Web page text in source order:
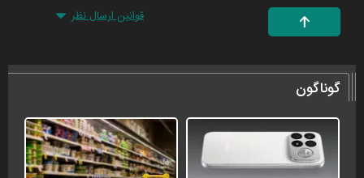
قوانین ارسال نظر
گوناگون